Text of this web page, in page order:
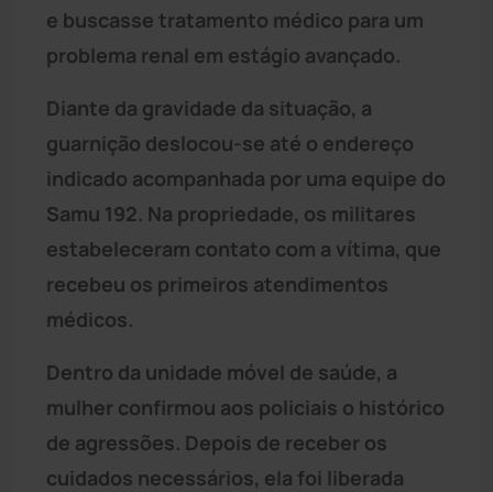
e buscasse tratamento médico para um
problema renal em estágio avançado.
Diante da gravidade da situação, a
guarnição deslocou-se até o endereço
indicado acompanhada por uma equipe do
Samu 192. Na propriedade, os militares
estabeleceram contato com a vítima, que
recebeu os primeiros atendimentos
médicos.
Dentro da unidade móvel de saúde, a
mulher confirmou aos policiais o histórico
de agressões. Depois de receber os
cuidados necessários, ela foi liberada